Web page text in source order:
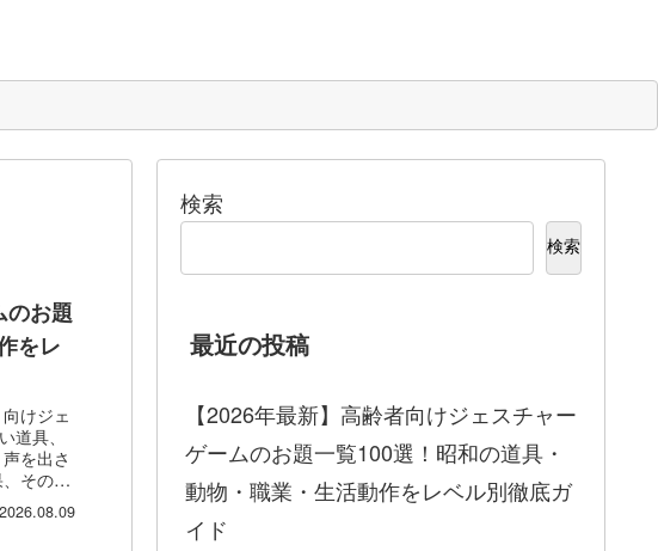
のお題
をレ
けジェ
具、
を出さ
そのま
2026.08.09
検索
検索
最近の投稿
【2026年最新】高齢者向けジェスチャー
ゲームのお題一覧100選！昭和の道具・
動物・職業・生活動作をレベル別徹底ガ
イド